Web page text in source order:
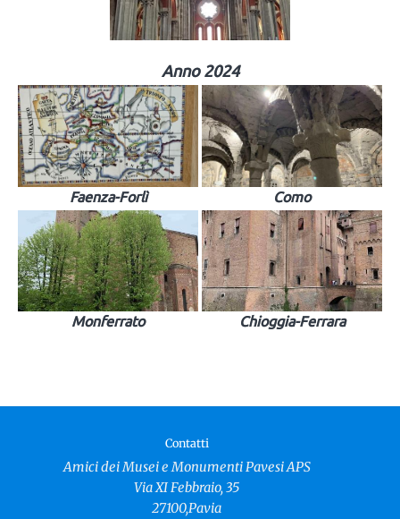
Anno 2024
Faenza-Forlì Como
Monferrato Chioggia-Ferrara
Contatti
Amici dei Musei e Monumenti Pavesi APS
Via XI Febbraio, 35
27100,Pavia